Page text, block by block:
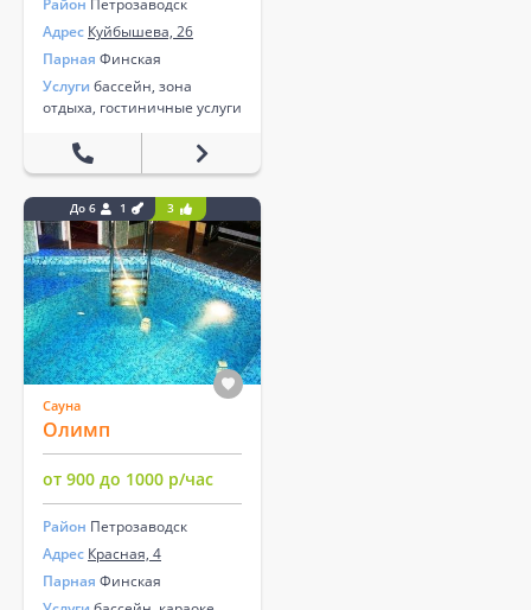
Адрес Куйбышева, 26
Парная Финская
Услуги бассейн, зона
отдыха, гостиничные услуги
До 6 1 3
Сауна
Олимп
от 900 до 1000 р/час
Район Петрозаводск
Адрес Красная, 4
Парная Финская